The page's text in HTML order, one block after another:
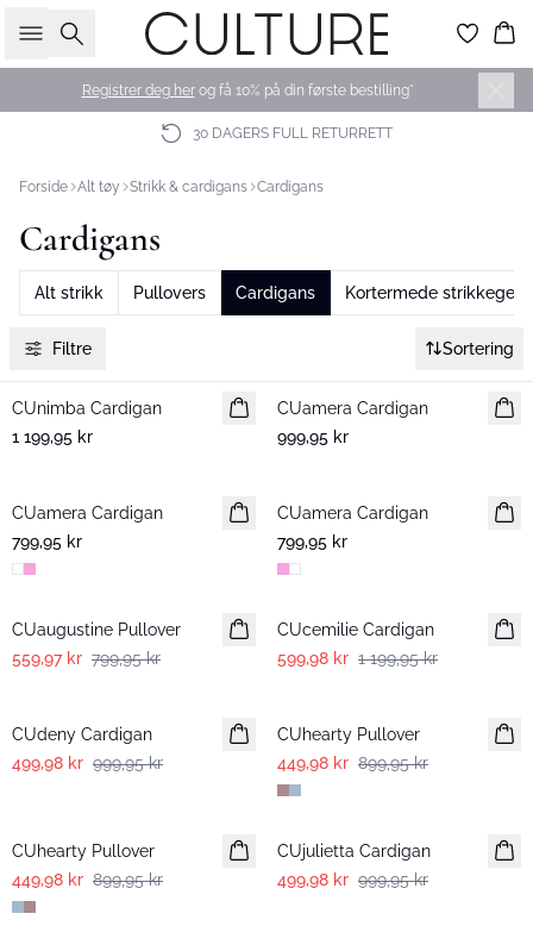
Søk
Registrer deg herog få 10% på din første bestilling*
30 DAGERS FULL RETURRETT
Forside Alt tøy Strikk & cardigans Cardigans
Cardigans
Alt strikk Pullovers Cardigans Kortermede
Filtre Sortering
Nyhet
CUnimba Cardigan
1 199,95 kr
Nyhet
CUamera Cardigan
999,95 kr
Nyhet
CUamera Cardigan
799,95 kr
Nyhet
CUamera Cardigan
799,95 kr
-30%
CUaugustine Pullover
559,97 kr 799,95 kr
-50%
CUcemilie Cardigan
599,98 kr 1 199,95 kr
CUdeny Cardigan
499,98 kr 999,95 kr
CUhearty Pullover
449,98 kr 899,95 kr
CUhearty Pullover
449,98 kr 899,95 kr
-50%
CUjulietta Cardigan
499,98 kr 999,95 kr
-50%